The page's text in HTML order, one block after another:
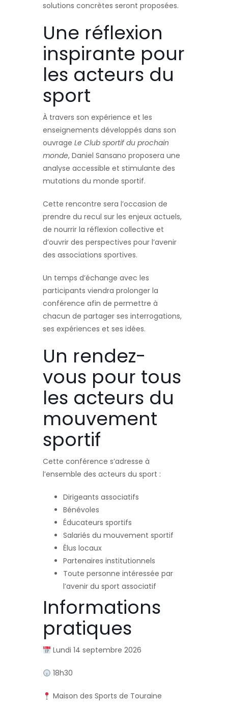
solutions concrètes seront proposées.
Une réflexion
inspirante pour
les acteurs du
sport
À travers son expérience et les
enseignements développés dans son
ouvrage Le Club sportif du prochain
monde, Daniel Sansano proposera une
analyse accessible et stimulante des
mutations du monde sportif.
Cette rencontre sera l’occasion de
prendre du recul sur les enjeux actuels,
de nourrir la réflexion collective et
d’ouvrir des perspectives pour l’avenir
des associations sportives.
Un temps d’échange avec les
participants viendra prolonger la
conférence afin de permettre à
chacun de partager ses interrogations,
ses expériences et ses idées.
Un rendez-
vous pour tous
les acteurs du
mouvement
sportif
Cette conférence s’adresse à
l’ensemble des acteurs du sport :
Dirigeants associatifs
Bénévoles
Éducateurs sportifs
Salariés du mouvement sportif
Élus locaux
Partenaires institutionnels
Toute personne intéressée par
l’avenir du sport associatif
Informations
pratiques
Lundi 14 septembre 2026
18h30
Maison des Sports de Touraine